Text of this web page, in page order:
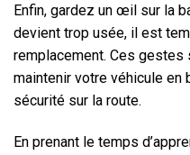
Enfin, gardez un œil sur la
devient trop usée, il est
remplacement. Ces
maintenir votre véhicule en
sécurité sur la route.
En prenant le temps